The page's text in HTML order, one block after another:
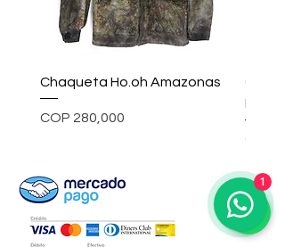
Chaqueta Ho.oh Amazonas
Price
COP 280,000
Inkwell
Price
COP
1